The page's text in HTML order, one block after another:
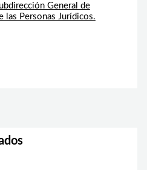
General de
las Personas Jurídicos.